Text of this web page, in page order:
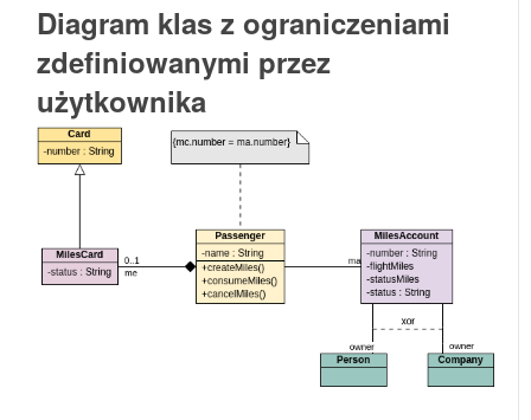
Diagram klas z ograniczeniami
zdefiniowanymi przez
użytkownika